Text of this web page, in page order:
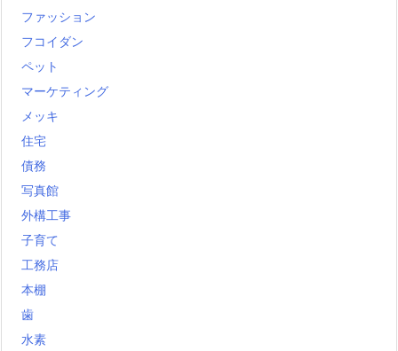
ファッション
フコイダン
ペット
マーケティング
メッキ
住宅
債務
写真館
外構工事
子育て
工務店
本棚
歯
水素